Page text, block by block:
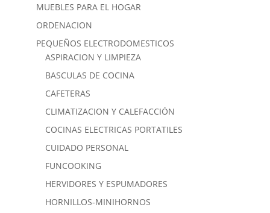
MUEBLES PARA EL HOGAR
ORDENACION
PEQUEÑOS ELECTRODOMESTICOS
ASPIRACION Y LIMPIEZA
BASCULAS DE COCINA
CAFETERAS
CLIMATIZACION Y CALEFACCIÓN
COCINAS ELECTRICAS PORTATILES
CUIDADO PERSONAL
FUNCOOKING
HERVIDORES Y ESPUMADORES
HORNILLOS-MINIHORNOS